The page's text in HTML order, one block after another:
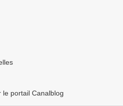
le portail Canalblog